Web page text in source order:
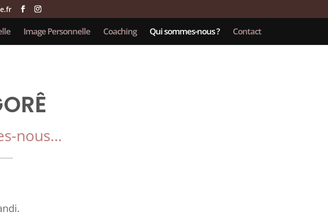
Image Personnelle Coaching Qui sommes-nous ? Contact
nous…